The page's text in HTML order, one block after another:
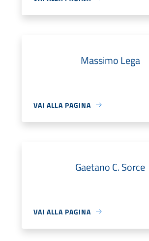
Massimo Lega
VAI ALLA PAGINA
Gaetano C. Sorce
VAI ALLA PAGINA